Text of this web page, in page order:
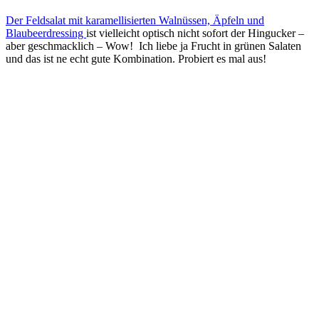
Der Feldsalat mit karamellisierten Walnüssen, Äpfeln und
Blaubeerdressing ist vielleicht optisch nicht sofort der Hingucker –
aber geschmacklich – Wow! Ich liebe ja Frucht in grünen Salaten
und das ist ne echt gute Kombination. Probiert es mal aus!